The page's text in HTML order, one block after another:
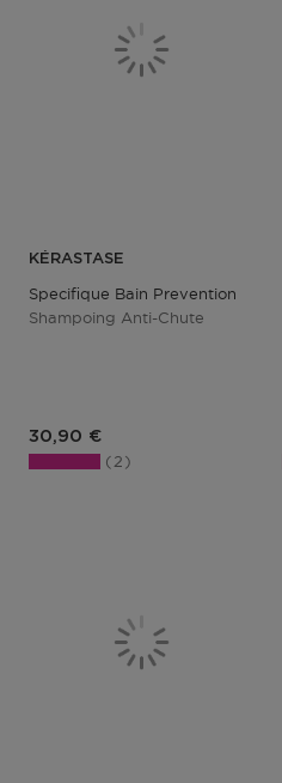
KÉRASTASE
Specifique Bain Prevention
Shampoing Anti-Chute
Prix du produit
30,90 €
2